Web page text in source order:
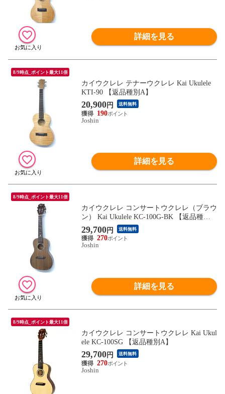
詳細を見る
8/9時点_ポイント最大11倍
カイウクレレ テナーウクレレ Kai Ukulele
KTI-90 【返品種別A】
20,900円 送料無料
190
Joshin
詳細を見る
8/9時点_ポイント最大11倍
カイウクレレ コンサートウクレレ（ブラウ
ン） Kai Ukulele KC-100G-BK 【返品種別
A】
29,700円 送料無料
270
Joshin
詳細を見る
8/9時点_ポイント最大11倍
カイウクレレ コンサートウクレレ Kai Ukul
ele KC-100SG 【返品種別A】
29,700円 送料無料
270
Joshin